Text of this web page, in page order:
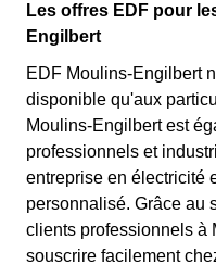
Les offres EDF pour
Engilbert
EDF Moulins-Engilbert
disponible qu'aux
Moulins-Engilbert est
professionnels et
entreprise en électricité
personnalisé. Grâce au
clients professionnels à
souscrire facilement